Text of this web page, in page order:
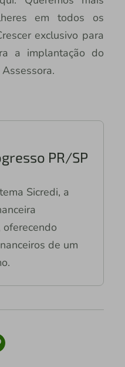
em todos os
exclusivo para
a implantação do
PR/SP
Sicredi, a
de um